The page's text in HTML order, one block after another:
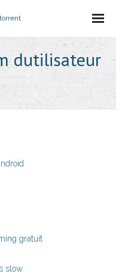
dutilisateur
gratuit
slow